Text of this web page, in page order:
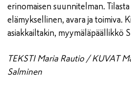
erinomaisen suunnitelman.
elämyksellinen, avara ja toimiva.
asiakkailtakin, myymäläpäällikkö
TEKSTI Maria Rautio / KUVAT
Salminen